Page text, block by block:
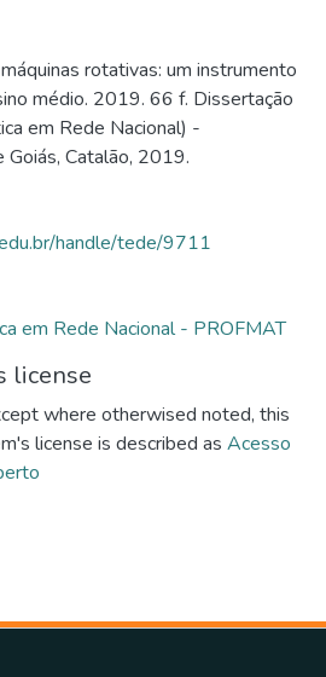
rotativas: um instrumento
médio. 2019. 66 f. Dissertação
em Rede Nacional) -
Catalão, 2019.
handle/tede/9711
em Rede Nacional - PROFMAT
license
where otherwised noted, this
license is described as Acesso